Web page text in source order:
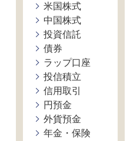
米国株式
中国株式
投資信託
債券
ラップ口座
投信積立
信用取引
円預金
外貨預金
年金・保険